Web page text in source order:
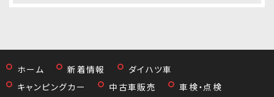
ホーム 新着情報
ダイハツ車
キャンピングカー
中古車販売
車検・点検